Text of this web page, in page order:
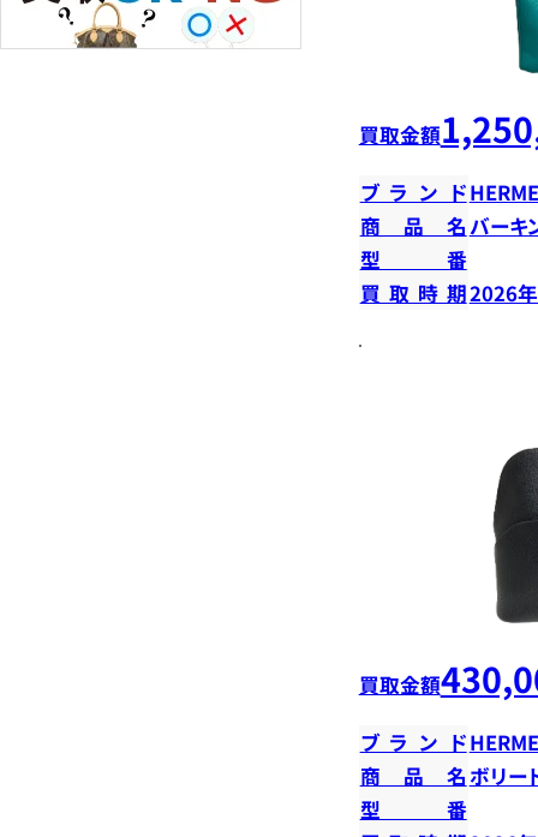
買取金額
ブランド
商品名バーキ
型番
買取時期2026
買取金額
ブランド
商品名ボリー
型番